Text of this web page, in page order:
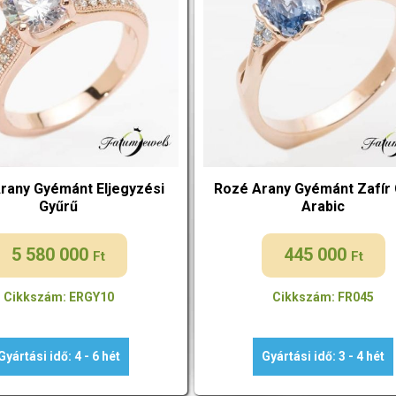
Gyémánt Eljegyzési
Gyűrű
5 580 000 Ft
Cikkszám: ERGY10
idő: 4 - 6 hét
Rozé Arany Gyémánt Zafír
Arabic
445 000 Ft
Cikkszám: FR045
Gyártási idő: 3 - 4 hét